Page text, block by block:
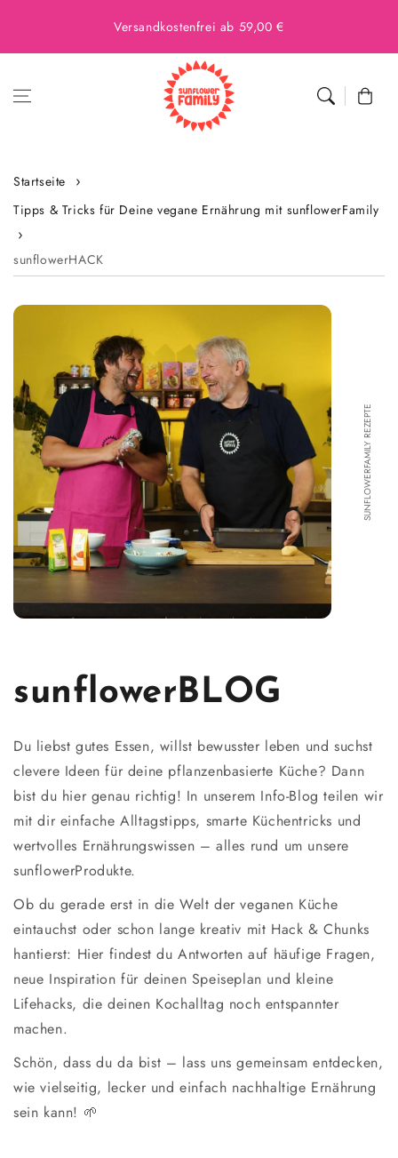
Versandkostenfrei ab 59,00 €
Startseite
Tipps & Tricks für Deine vegane Ernährung mit sunflowerFamily
sunflowerHACK
SUNFLOWERFAMILY REZEPTE
sunflowerBLOG
Du liebst gutes Essen, willst bewusster leben und suchst
clevere Ideen für deine pflanzenbasierte Küche? Dann
bist du hier genau richtig! In unserem Info-Blog teilen wir
mit dir einfache Alltagstipps, smarte Küchentricks und
wertvolles Ernährungswissen – alles rund um unsere
sunflowerProdukte.
Ob du gerade erst in die Welt der veganen Küche
eintauchst oder schon lange kreativ mit Hack & Chunks
hantierst: Hier findest du Antworten auf häufige Fragen,
neue Inspiration für deinen Speiseplan und kleine
Lifehacks, die deinen Kochalltag noch entspannter
machen.
Schön, dass du da bist – lass uns gemeinsam entdecken,
wie vielseitig, lecker und einfach nachhaltige Ernährung
sein kann! 🌱